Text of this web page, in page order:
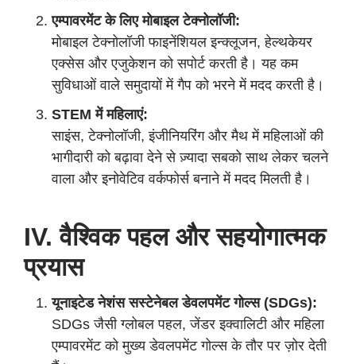
एम्पावरमेंट के लिए मोबाइल टेक्नोलॉजी:
मोबाइल टेक्नोलॉजी फाइनेंशियल इन्क्लूजन, हेल्थकेयर
एक्सेस और एजुकेशन को सपोर्ट करती है। यह कम
सुविधाओं वाले समुदायों में गैप को भरने में मदद करती है।
STEM में महिलाएं:
साइंस, टेक्नोलॉजी, इंजीनियरिंग और मैथ में महिलाओं की
भागीदारी को बढ़ावा देने से ज़्यादा सबको साथ लेकर चलने
वाला और इनोवेटिव वर्कफोर्स बनाने में मदद मिलती है।
IV. वैश्विक पहल और सहयोगात्मक
प्रयास
यूनाइटेड नेशंस सस्टेनेबल डेवलपमेंट गोल्स (SDGs):
SDGs जैसी ग्लोबल पहल, जेंडर इक्वालिटी और महिला
एम्पावरमेंट को मुख्य डेवलपमेंट गोल्स के तौर पर ज़ोर देती